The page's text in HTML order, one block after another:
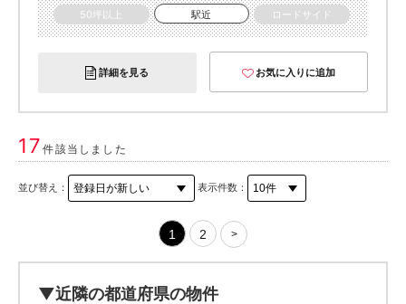
50坪以上
駅近 ロードサイド
詳細を見る お気に入りに追加
17件該当しました
並び替え： 表示件数：
1 2 >
▼近隣の都道府県の物件